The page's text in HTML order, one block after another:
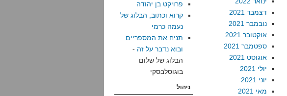
דצמבר 2021
נובמבר 2021
אוקטובר 2021
ספטמבר 2021
אוגוסט 2021
יולי 2021
יוני 2021
מאי 2021
פרויקט בן יהודה
קרוא וכתוב, הבלוג של
נעמה כרמי
תניח את המספריים
ובוא נדבר על זה -
הבלוג של שלום
בוגוסלבסקי
ניהול